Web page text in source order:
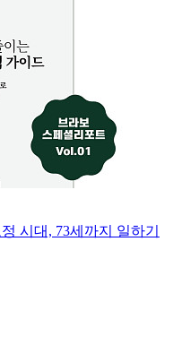
시대, 73세까지 일하기